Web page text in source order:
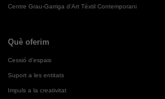
Centre Grau-Garriga d'Art Tèxtil Contemporani
Què oferim
Cessió d'espais
Suport a les entitats
Impuls a la creativitat